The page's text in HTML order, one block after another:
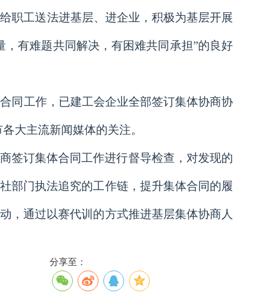
职工送法进基层、进企业，积极为基层开展
有难题共同解决，有困难共同承担”的良好
同工作，已建工会企业全部签订集体协商协
大主流新闻媒体的关注。
签订集体合同工作进行督导检查，对发现的
门执法追究的工作链，提升集体合同的履
，通过以赛代训的方式推进基层集体协商人
分享至：